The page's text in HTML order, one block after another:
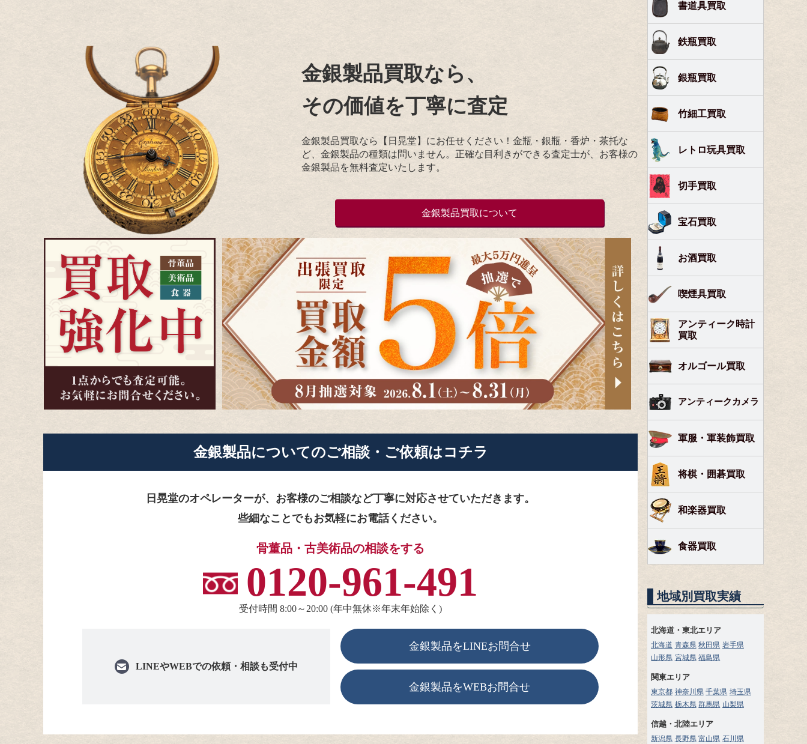
金銀製品買取なら、
その価値を丁寧に査定
金銀製品買取なら【日晃堂】にお任せください！金瓶・銀瓶・香炉・茶托な
ど、金銀製品の種類は問いません。正確な目利きができる査定士が、お客様の
金銀製品を無料査定いたします。
金銀製品買取について
金銀製品についてのご相談・ご依頼はコチラ
日晃堂のオペレーターが、お客様のご相談など丁寧に対応させていただきます。
些細なことでもお気軽にお電話ください。
骨董品・古美術品の相談をする
0120-961-491
受付時間 8:00～20:00 (年中無休※年末年始除く)
LINEやWEBでの依頼・相談も受付中
金銀製品をLINEお問合せ
金銀製品をWEBお問合せ
書道具買取
鉄瓶買取
銀瓶買取
竹細工買取
レトロ玩具買取
切手買取
宝石買取
お酒買取
喫煙具買取
アンティーク時計
買取
オルゴール買取
アンティークカメラ
軍服・軍装飾買取
将棋・囲碁買取
和楽器買取
食器買取
地域別買取実績
北海道・東北エリア
北海道 青森県 秋田県 岩手県
山形県 宮城県 福島県
関東エリア
東京都 神奈川県 千葉県 埼玉県
茨城県 栃木県 群馬県 山梨県
信越・北陸エリア
新潟県 長野県 富山県 石川県